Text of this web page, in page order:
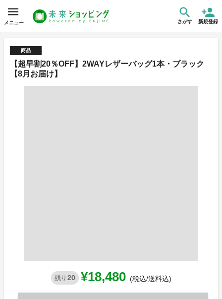
メニュー さがす 新規登録
商品
【超早割20％OFF】2WAYレザーバッグ1本・ブラック
【8月お届け】
残り 20 ¥18,480 (税込/送料込)